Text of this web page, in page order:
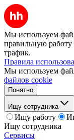
Мы используем
правильную работу
трафик.
Правила
Мы используем
файлов cookie
Понятно
Ищу сотрудника
Ищу работу
Ищу сотрудника
Сервисы